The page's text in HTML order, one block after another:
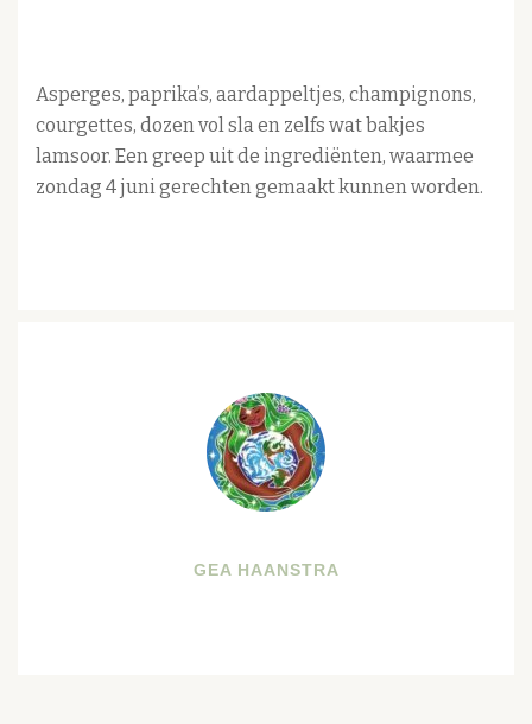
Asperges, paprika’s, aardappeltjes, champignons,
courgettes, dozen vol sla en zelfs wat bakjes
lamsoor. Een greep uit de ingrediënten, waarmee
zondag 4 juni gerechten gemaakt kunnen worden.
GEA HAANSTRA